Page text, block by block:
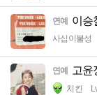
연예 이승
사십이불성
연예 고윤
치킨